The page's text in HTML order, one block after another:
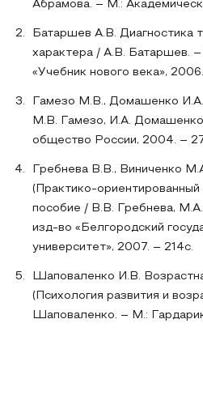
Абрамова. – М.:
Батаршев А.В. Диагностика
характера / А.В. Батаршев.
«Учебник нового века»,
Гамезо М.В., Домашенко И.А.
М.В. Гамезо, И.А.
общество России, 2004. –
Гребнева В.В., Виниченко
(Практико-
пособие / В.В. Гребнева,
изд-во «Белгородский
университет», 2007. – 214с.
Шаповаленко И.В.
(Психология развития и
Шаповаленко. – М.: